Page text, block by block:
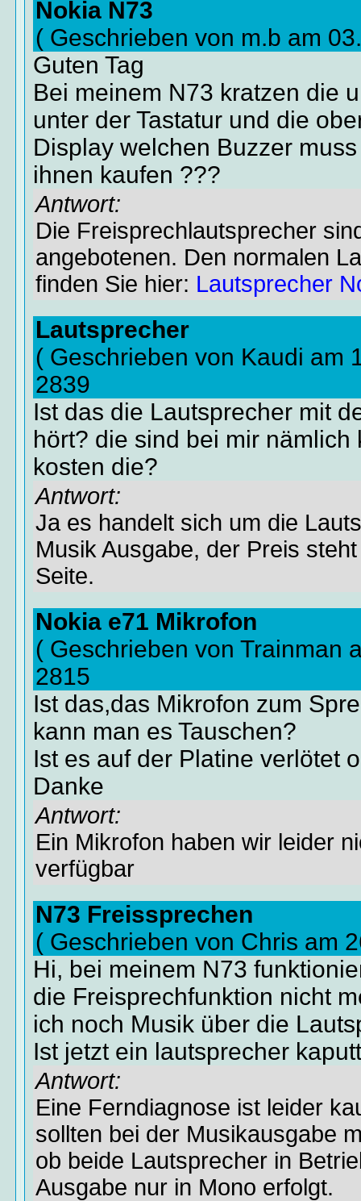
Nokia N73
( Geschrieben von m.b am
Guten Tag
Bei meinem N73 kratzen die
unter der Tastatur und die
Display welchen Buzzer
ihnen kaufen ???
Antwort:
Die Freisprechlautsprecher
angebotenen. Den normalen
finden Sie hier: Lautsprecher
Lautsprecher
( Geschrieben von Kaudi am
2839
Ist das die Lautsprecher mit
hört? die sind bei mir nämlich
kosten die?
Antwort:
Ja es handelt sich um die
Musik Ausgabe, der Preis
Seite.
Nokia e71 Mikrofon
( Geschrieben von Trainman
2815
Ist das,das Mikrofon zum
kann man es Tauschen?
Ist es auf der Platine verlötet
Danke
Antwort:
Ein Mikrofon haben wir leider
verfügbar
N73 Freissprechen
( Geschrieben von Chris am
Hi, bei meinem N73
die Freisprechfunktion nicht
ich noch Musik über die
Ist jetzt ein lautsprecher
Antwort:
Eine Ferndiagnose ist leider
sollten bei der Musikausgabe
ob beide Lautsprecher in
Ausgabe nur in Mono erfolgt.